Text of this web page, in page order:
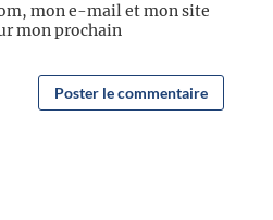
mon e-mail et mon site
mon prochain